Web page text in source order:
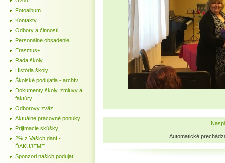
Automatické
Fotoalbum
Kontakty
Odbory a činnosti
Personálne obsadenie
Erasmus+
Rada školy
História školy
Školské podujatia - archív
Dokumenty školy, zmluvy a
faktúry
Odborový zväz
Aktuálne pracovné ponuky
Prijímacie skúšky
2% z Vašich daní -
ĎAKUJEME
Sponzori našich podujatí